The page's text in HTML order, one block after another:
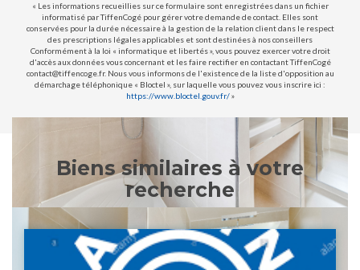
« Les informations recueillies sur ce formulaire sont enregistrées dans un fichier
informatisé par TiffenCogé pour gérer votre demande de contact. Elles sont
conservées pour la durée nécessaire à la gestion de la relation client dans le respect
des prescriptions légales applicables et sont destinées à nos conseillers
Conformément à la loi « informatique et libertés », vous pouvez exercer votre droit
d'accès aux données vous concernant et les faire rectifier en contactant TiffenCogé
contact@tiffencoge.fr. Nous vous informons de l'existence de la liste d'opposition au
démarchage téléphonique « Bloctel », sur laquelle vous pouvez vous inscrire ici :
https://www.bloctel.gouv.fr/»
Biens similaires à votre
recherche